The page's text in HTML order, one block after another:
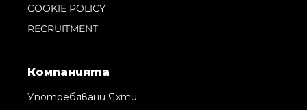
COOKIE POLICY
RECRUITMENT
Компанията
Употребявани Яхти